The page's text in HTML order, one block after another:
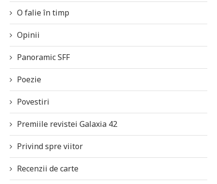
O falie în timp
Opinii
Panoramic SFF
Poezie
Povestiri
Premiile revistei Galaxia 42
Privind spre viitor
Recenzii de carte